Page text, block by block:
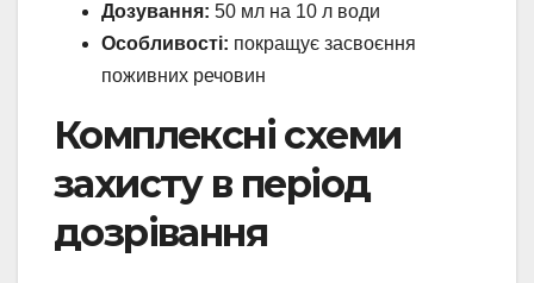
Дозування: 50 мл на 10 л води
Особливості: покращує засвоєння
поживних речовин
Комплексні схеми
захисту в період
дозрівання